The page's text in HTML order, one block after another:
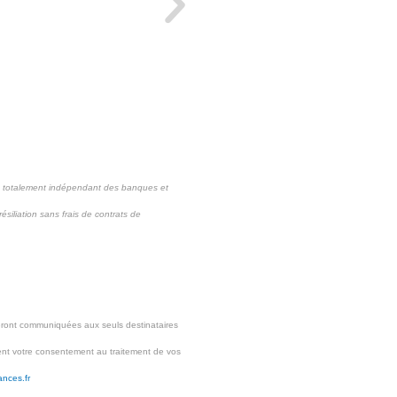
totalement indépendant des banques et
sans frais de contrats de
communiquées aux seuls destinataires
votre consentement au traitement de vos